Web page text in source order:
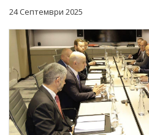
ПРЕДСТОЯЩИ СЪБИТИЯ
ЗА ОБЩЕСТВЕНО
ПРОЕКТИ ЗА ОБЩЕСТВЕНО
ЗАВЪРШИЛИ ПРОЦЕДУРИ ЗА
ОБСЪЖДАНЕ
ИНТЕРВЮТА
ПАРЛАМЕНТАРЕН КОНТРОЛ
ФОТОГАЛЕРИЯ
ВИДЕОГАЛЕРИЯ
24 Септември 2025